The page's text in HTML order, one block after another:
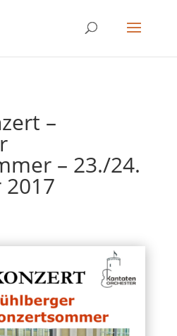
–
– 23./24.